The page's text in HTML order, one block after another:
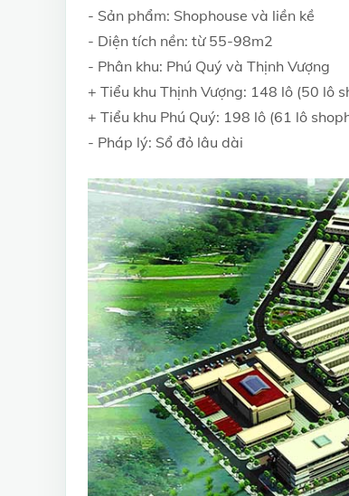
- Sản phẩm: Shophouse và liền kề
- Diện tích nền: từ 55-98m2
- Phân khu: Phú Quý và Thịnh Vượng
+ Tiểu khu Thịnh Vượng: 148 lô (50 lô
+ Tiểu khu Phú Quý: 198 lô (61 lô
- Pháp lý: Sổ đỏ lâu dài